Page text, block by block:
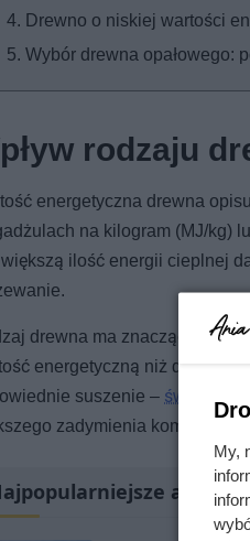
Drewno o niskiej wartości
Wybór drewna opałowego:
rodzaju
energetyczna drewna
na kilogram (MJ/kg)
ilość energii cieplnej
drewna ma znaczący
energetyczną niż drewno
suszenie – świeże
zadymienia komina.
My,